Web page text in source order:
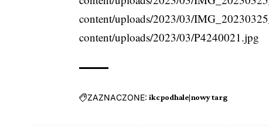
content/uploads/2023/03/
content/uploads/2023/03/P4240021.jpg
ZAZNACZONE: ikcpodhale|nowy targ